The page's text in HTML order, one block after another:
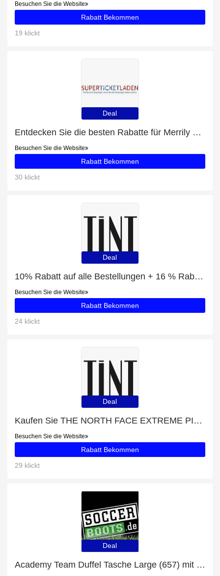
Besuchen Sie die Website
Rabatt Bekommen
19 klickt
Deal
Entdecken Sie die besten Rabatte für Merrily We Roll Along tickets mit bis zu 55% Rabatt
Besuchen Sie die Website
Rabatt Bekommen
30 klickt
Deal
10% Rabatt auf alle Bestellungen + 16 % Rabatt auf THE NORTH FACE INSULATED JACKE DAMEN PINK
Besuchen Sie die Website
Rabatt Bekommen
24 klickt
Deal
Kaufen Sie THE NORTH FACE EXTREME PILE JACKE BLAU und erhalten Sie jetzt 40% Rabatt
Besuchen Sie die Website
Rabatt Bekommen
29 klickt
Deal
Academy Team Duffel Tasche Large (657) mit 6% Rabatt